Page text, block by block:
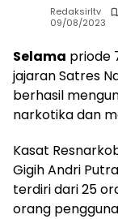
Redaksirltv
09/08/2023
Selama priode
jajaran Satres
berhasil
narkotika dan
Kasat
Gigih Andri
terdiri dari 25
orang